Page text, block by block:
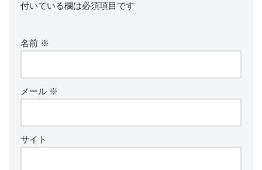
付いている欄は必須項目です
名前 ※
メール ※
サイト